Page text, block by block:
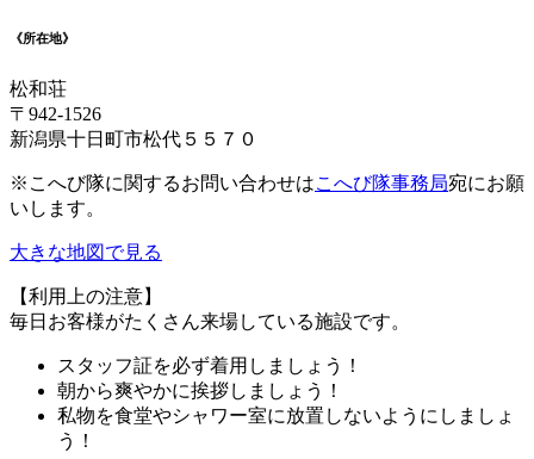
《所在地》
松和荘
〒942-1526
新潟県十日町市松代５５７０
※こへび隊に関するお問い合わせはこへび隊事務局宛にお願
いします。
大きな地図で見る
【利用上の注意】
毎日お客様がたくさん来場している施設です。
スタッフ証を必ず着用しましょう！
朝から爽やかに挨拶しましょう！
私物を食堂やシャワー室に放置しないようにしましょ
う！